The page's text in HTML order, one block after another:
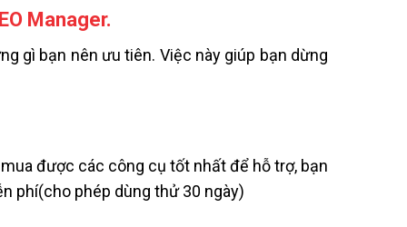
Manager.
gì bạn nên ưu tiên. Việc này giúp bạn dừng
được các công cụ tốt nhất để hỗ trợ, bạn
phí(cho phép dùng thử 30 ngày)